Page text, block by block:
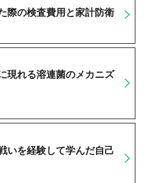
際の検査費用と家計防衛
現れる溶連菌のメカニズ
いを経験して学んだ自己